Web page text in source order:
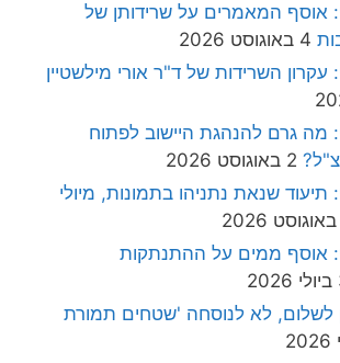
אוסף המאמרים על שרידותן של
4 באוגוסט 2026
עקרון השרידות של ד"ר אורי מילשטיין
מה גרם להנהגת היישוב לפתוח
2 באוגוסט 2026
תיעוד שנאת נתניהו בתמונות, מיולי
אוסף ממים על ההתנתקות
לשלום, לא לנוסחה 'שטחים תמורת